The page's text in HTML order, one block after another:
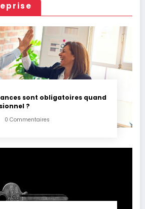
sont obligatoires quand
?
0 Commentaires